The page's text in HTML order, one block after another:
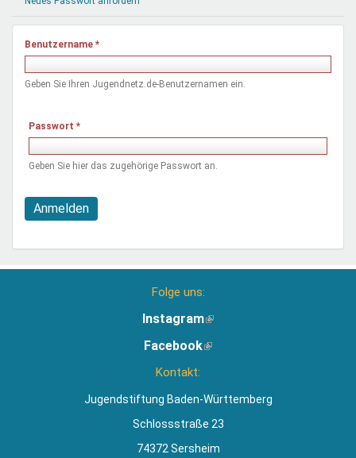
Demokratie & Beteiligung
Benutzername *
Geben Sie Ihren Jugendnetz.de-Benutzernamen ein.
Passwort *
Geben Sie hier das zugehörige Passwort an.
Anmelden
Folge uns:
Instagram(Link
extern)
Facebook(Link
Kontakt:
Jugendstiftung Baden-Württemberg
Schlossstraße 23
74372 Sersheim